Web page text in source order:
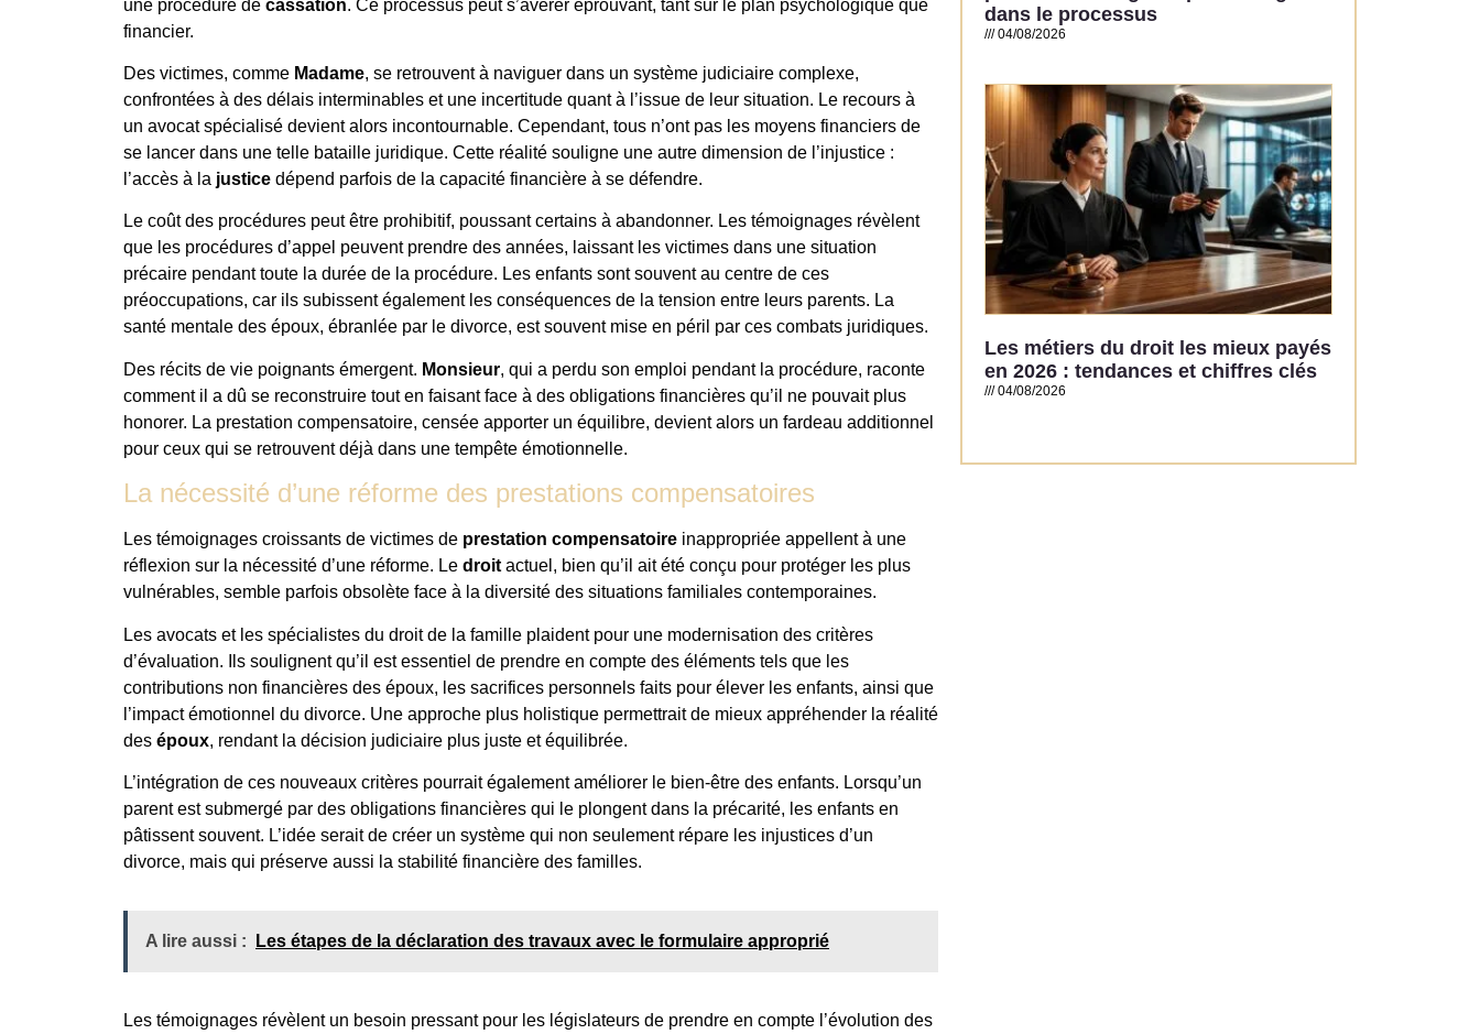
une procédure de cassation. Ce processus peut s’avérer éprouvant, tant sur le plan psychologique que
financier.
Des victimes, comme Madame, se retrouvent à naviguer dans un système judiciaire complexe,
confrontées à des délais interminables et une incertitude quant à l’issue de leur situation. Le recours à
un avocat spécialisé devient alors incontournable. Cependant, tous n’ont pas les moyens financiers de
se lancer dans une telle bataille juridique. Cette réalité souligne une autre dimension de l’injustice :
l’accès à la justice dépend parfois de la capacité financière à se défendre.
Le coût des procédures peut être prohibitif, poussant certains à abandonner. Les témoignages révèlent
que les procédures d’appel peuvent prendre des années, laissant les victimes dans une situation
précaire pendant toute la durée de la procédure. Les enfants sont souvent au centre de ces
préoccupations, car ils subissent également les conséquences de la tension entre leurs parents. La
santé mentale des époux, ébranlée par le divorce, est souvent mise en péril par ces combats juridiques.
Des récits de vie poignants émergent. Monsieur, qui a perdu son emploi pendant la procédure, raconte
comment il a dû se reconstruire tout en faisant face à des obligations financières qu’il ne pouvait plus
honorer. La prestation compensatoire, censée apporter un équilibre, devient alors un fardeau additionnel
pour ceux qui se retrouvent déjà dans une tempête émotionnelle.
La nécessité d’une réforme des prestations compensatoires
Les témoignages croissants de victimes de prestation compensatoire inappropriée appellent à une
réflexion sur la nécessité d’une réforme. Le droit actuel, bien qu’il ait été conçu pour protéger les plus
vulnérables, semble parfois obsolète face à la diversité des situations familiales contemporaines.
Les avocats et les spécialistes du droit de la famille plaident pour une modernisation des critères
d’évaluation. Ils soulignent qu’il est essentiel de prendre en compte des éléments tels que les
contributions non financières des époux, les sacrifices personnels faits pour élever les enfants, ainsi que
l’impact émotionnel du divorce. Une approche plus holistique permettrait de mieux appréhender la réalité
des époux, rendant la décision judiciaire plus juste et équilibrée.
L’intégration de ces nouveaux critères pourrait également améliorer le bien-être des enfants. Lorsqu’un
parent est submergé par des obligations financières qui le plongent dans la précarité, les enfants en
pâtissent souvent. L’idée serait de créer un système qui non seulement répare les injustices d’un
divorce, mais qui préserve aussi la stabilité financière des familles.
A lire aussi : Les étapes de la déclaration des travaux avec le formulaire approprié
Les témoignages révèlent un besoin pressant pour les législateurs de prendre en compte l’évolution des
dans le processus
04/08/2026
Les métiers du droit les mieux payés
en 2026 : tendances et chiffres clés
04/08/2026